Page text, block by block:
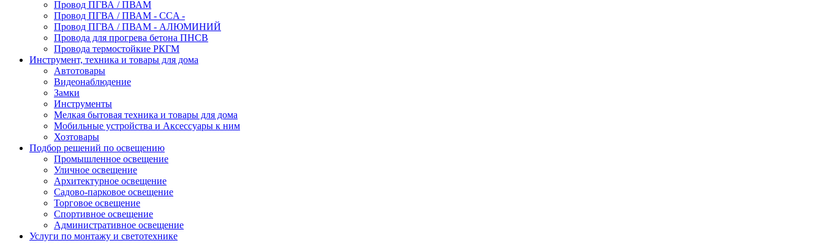
Провод ПГВА / ПВАМ
Провод ПГВА / ПВАМ - CCA -
Провод ПГВА / ПВАМ - АЛЮМИНИЙ
Провода для прогрева бетона ПНСВ
Провода термостойкие РКГМ
Инструмент, техника и товары для дома
Автотовары
Видеонаблюдение
Замки
Инструменты
Мелкая бытовая техника и товары для дома
Мобильные устройства и Аксессуары к ним
Хозтовары
Подбор решений по освещению
Промышленное освещение
Уличное освещение
Архитектурное освещение
Садово-парковое освещение
Торговое освещение
Спортивное освещение
Административное освещение
Услуги по монтажу и светотехнике